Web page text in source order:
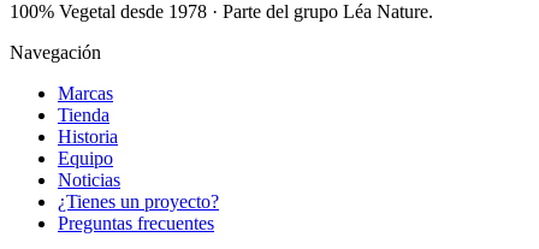
100% Vegetal desde 1978 · Parte del grupo Léa Nature.
Navegación
Marcas
Tienda
Historia
Equipo
Noticias
¿Tienes un proyecto?
Preguntas frecuentes